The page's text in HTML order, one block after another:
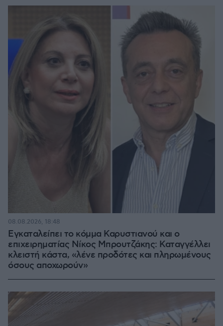
Εγκαταλείπει το κόμμα Καρυστιανού και ο
επιχειρηματίας Νίκος Μπρουτζάκης: Καταγγέλλει
κλειστή κάστα, «λένε προδότες και πληρωμένους
όσους αποχωρούν»
08.08.2026, 18:48